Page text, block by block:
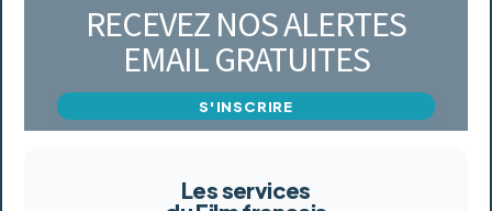
RECEVEZ NOS ALERTES
EMAIL GRATUITES
S'INSCRIRE
Les services